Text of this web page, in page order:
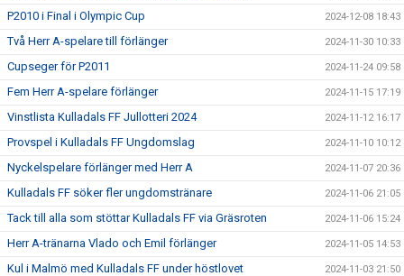
P2010 i Final i Olympic Cup 2024-12-08 18:43
Två Herr A-spelare till förlänger 2024-11-30 10:33
Cupseger för P2011 2024-11-24 09:58
Fem Herr A-spelare förlänger 2024-11-15 17:19
Vinstlista Kulladals FF Jullotteri 2024 2024-11-12 16:17
Provspel i Kulladals FF Ungdomslag 2024-11-10 10:12
Nyckelspelare förlänger med Herr A 2024-11-07 20:36
Kulladals FF söker fler ungdomstränare 2024-11-06 21:05
Tack till alla som stöttar Kulladals FF via Gräsroten 2024-11-06 15:24
Herr A-tränarna Vlado och Emil förlänger 2024-11-05 14:53
Kul i Malmö med Kulladals FF under höstlovet 2024-11-03 21:50